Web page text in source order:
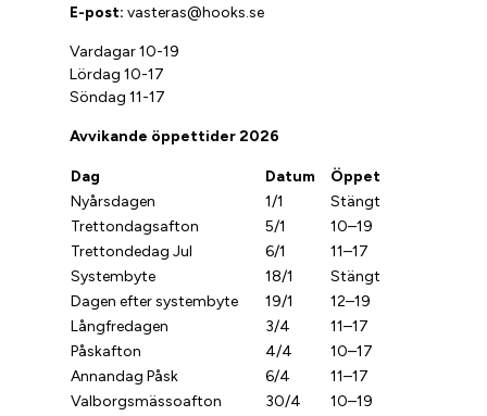
E-post: vasteras@hooks.se
Vardagar 10-19
Lördag 10-17
Söndag 11-17
Avvikande öppettider 2026
Dag Datum
Öppet
Nyårsdagen
1/1
Stängt
Trettondagsafton
5/1
10–19
Trettondedag Jul
6/1
11–17
Systembyte
18/1
Stängt
Dagen efter systembyte
19/1
12–19
Långfredagen
3/4
11–17
Påskafton
4/4
10–17
Annandag Påsk
6/4
11–17
Valborgsmässoafton
30/4
10–19